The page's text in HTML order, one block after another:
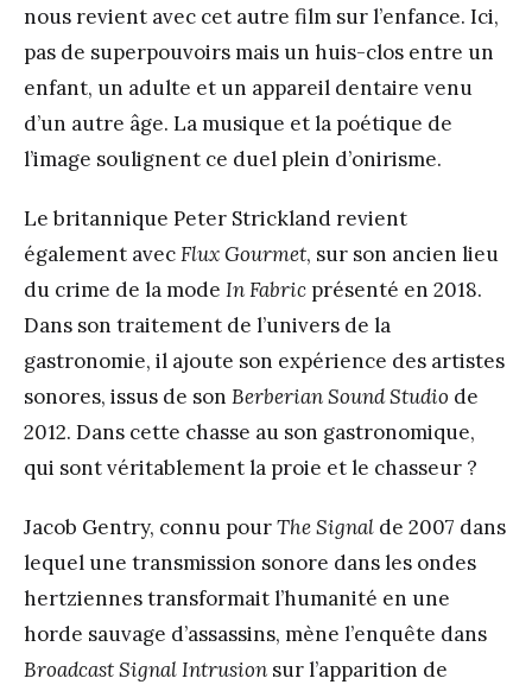
nous revient avec cet autre film sur l’enfance. Ici,
pas de superpouvoirs mais un huis-clos entre un
enfant, un adulte et un appareil dentaire venu
d’un autre âge. La musique et la poétique de
l’image soulignent ce duel plein d’onirisme.
Le britannique Peter Strickland revient
également avecFlux Gourmet, sur son ancien lieu
du crime de la mode In Fabric présenté en 2018.
Dans son traitement de l’univers de la
gastronomie, il ajoute son expérience des artistes
sonores, issus de son Berberian Sound Studio de
2012. Dans cette chasse au son gastronomique,
qui sont véritablement la proie et le chasseur ?
Jacob Gentry, connu pourThe Signal de 2007 dans
lequel une transmission sonore dans les ondes
hertziennes transformait l’humanité en une
horde sauvage d’assassins, mène l’enquête dans
Broadcast Signal Intrusion sur l’apparition de